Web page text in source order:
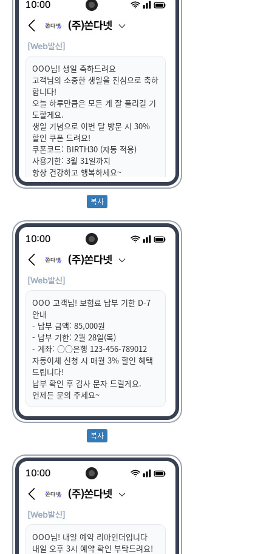
OOO님! 생일 축하드려요
고객님의 소중한 생일을 진심으로 축하
합니다!
오늘 하루만큼은 모든 게 잘 풀리길 기
도할게요.
생일 기념으로 이번 달 방문 시 30%
할인 쿠폰 드려요!
쿠폰코드: BIRTH30 (자동 적용)
사용기한: 3월 31일까지
항상 건강하고 행복하세요~
OOO 고객님! 보험료 납부 기한 D-7
안내
- 납부 금액: 85,000원
- 납부 기한: 2월 28일(목)
- 계좌: ○○은행 123-456-789012
자동이체 신청 시 매월 3% 할인 혜택
드립니다!
납부 확인 후 감사 문자 드릴게요.
언제든 문의 주세요~
OOO님! 내일 예약 리마인더입니다
내일 오후 3시 예약 확인 부탁드려요!